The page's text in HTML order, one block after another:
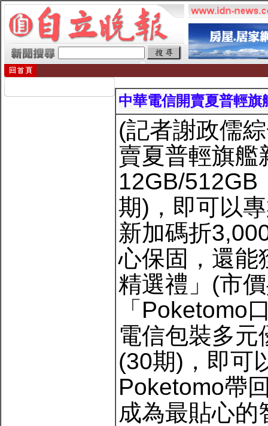
中華電信開賣夏普輕旗
(記者謝政儒
賣夏普輕旗艦
12GB/512GB
期)，即可以
新加碼折
心保固，還能
精選禮」(市
「Poketomo
電信包裝多
(30期)，即可
Poketomo帶
成為最貼心的